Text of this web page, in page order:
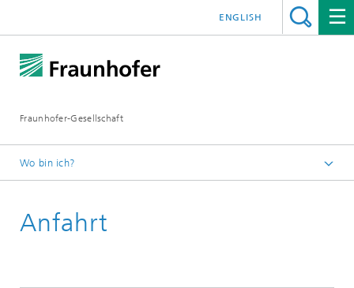
Fraunhofer-Gesellschaft
ENGLISH
Wo bin ich?
Kontakt
Anfahrt